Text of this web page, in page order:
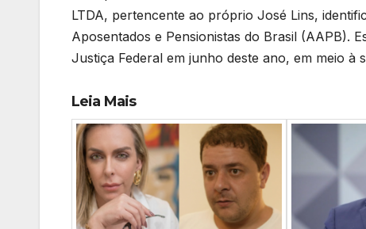
LTDA, pertencente ao próprio José Lins,
Aposentados e Pensionistas do Brasil (AAPB).
Justiça Federal em junho deste ano, em meio à
Leia Mais